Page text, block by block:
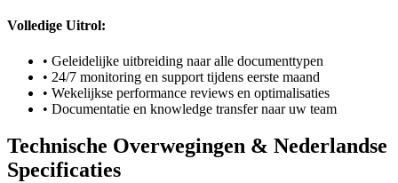
Volledige Uitrol:
• Geleidelijke uitbreiding naar alle documenttypen
• 24/7 monitoring en support tijdens eerste maand
• Wekelijkse performance reviews en optimalisaties
• Documentatie en knowledge transfer naar uw team
Technische Overwegingen & Nederlandse
Specificaties